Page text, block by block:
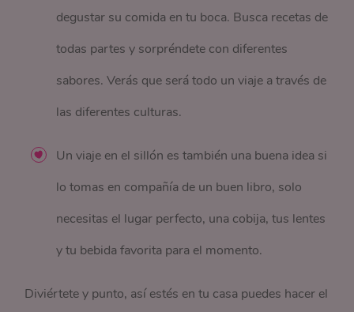
degustar su comida en tu boca. Busca recetas de
todas partes y sorpréndete con diferentes
sabores. Verás que será todo un viaje a través de
las diferentes culturas.
Un viaje en el sillón es también una buena idea si
lo tomas en compañía de un buen libro, solo
necesitas el lugar perfecto, una cobija, tus lentes
y tu bebida favorita para el momento.
Diviértete y punto, así estés en tu casa puedes hacer el